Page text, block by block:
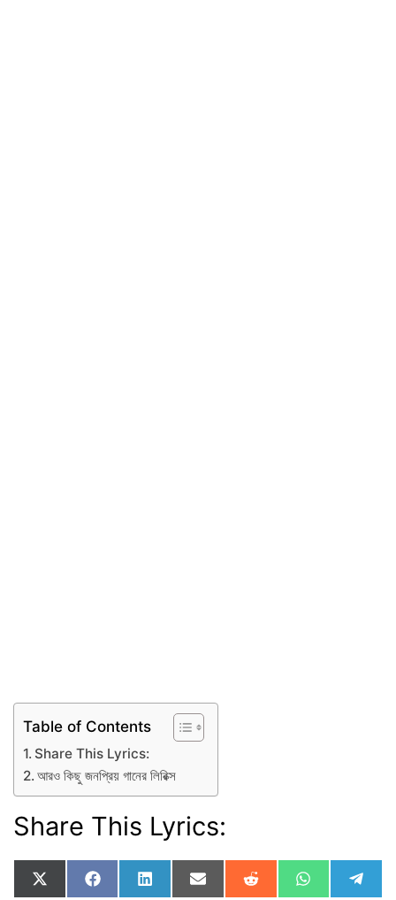
Table of Contents
Share This Lyrics:
আরও কিছু জনপ্রিয় গানের লিরিক্স
Share This Lyrics:
Share
X
Share
F
Share
L
Share
E
Share
R
Share
W